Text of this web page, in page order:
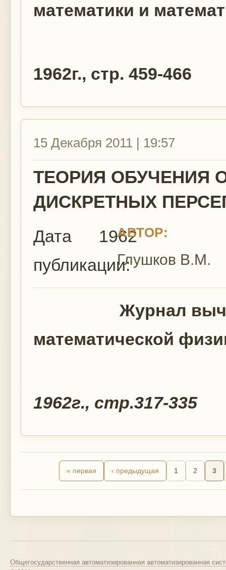
математики и
1962г., стр. 459-466
15 Декабря 2011 | 19:57
ТЕОРИЯ ОБУЧЕНИЯ
ДИСКРЕТНЫХ
АВТОР:
Глушков В.М.
Дата
публикации:
1962
Журнал
математической
1962г., стр.317-335
« первая ‹ предыдущая 1 2 3
Общегосударственная автоматизированная автоматизированная